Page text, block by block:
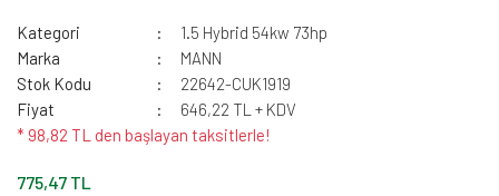
Kategori
1.5 Hybrid 54kw 73hp
Marka
MANN
Stok Kodu
22642-CUK1919
Fiyat
646,22 TL + KDV
* 98,82 TL den başlayan taksitlerle!
775,47 TL